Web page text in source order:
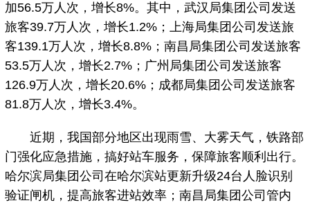
加56.5万人次，增长8%。其中，武汉局集团公司发送
旅客39.7万人次，增长1.2%；上海局集团公司发送旅
客139.1万人次，增长8.8%；南昌局集团公司发送旅客
53.5万人次，增长2.7%；广州局集团公司发送旅客
126.9万人次，增长20.6%；成都局集团公司发送旅客
81.8万人次，增长3.4%。
近期，我国部分地区出现雨雪、大雾天气，铁路部
门强化应急措施，搞好站车服务，保障旅客顺利出行。
哈尔滨局集团公司在哈尔滨站更新升级24台人脸识别
验证闸机，提高旅客进站效率；南昌局集团公司管内